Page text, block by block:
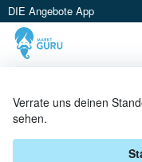
DIE Angebote App
Verrate uns deinen
sehen.
WIESBAUER